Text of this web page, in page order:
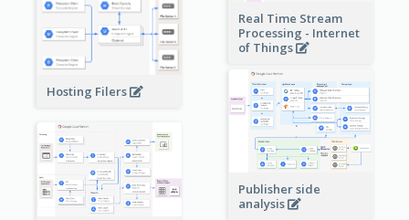
Real Time Stream
Processing - Internet
of Things
Hosting Filers
Publisher side
analysis